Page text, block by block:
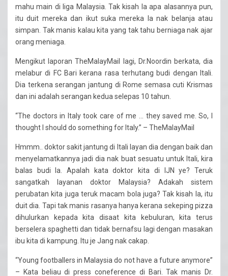
mahu main di liga Malaysia. Tak kisah la apa alasannya pun,
itu duit mereka dan ikut suka mereka la nak belanja atau
simpan. Tak manis kalau kita yang tak tahu berniaga nak ajar
orang meniaga.
Mengikut laporan TheMalayMail lagi, Dr.Noordin berkata, dia
melabur di FC Bari kerana rasa terhutang budi dengan Itali.
Dia terkena serangan jantung di Rome semasa cuti Krismas
dan ini adalah serangan kedua selepas 10 tahun.
“The doctors in Italy took care of me … they saved me. So, I
thought I should do something for Italy.” – TheMalayMail
Hmmm.. doktor sakit jantung di Itali layan dia dengan baik dan
menyelamatkannya jadi dia nak buat sesuatu untuk Itali, kira
balas budi la. Apalah kata doktor kita di IJN ye? Teruk
sangatkah layanan doktor Malaysia? Adakah sistem
perubatan kita juga teruk macam bola juga? Tak kisah la, itu
duit dia. Tapi tak manis rasanya hanya kerana sekeping pizza
dihulurkan kepada kita disaat kita kebuluran, kita terus
berselera spaghetti dan tidak bernafsu lagi dengan masakan
ibu kita di kampung. Itu je Jang nak cakap.
“Young footballers in Malaysia do not have a future anymore”
– Kata beliau di press coneference di Bari. Tak manis Dr.